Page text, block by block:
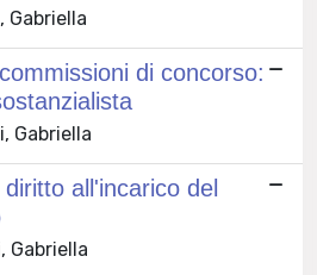
Gabriella
di concorso:
Gabriella
all'incarico del
Gabriella